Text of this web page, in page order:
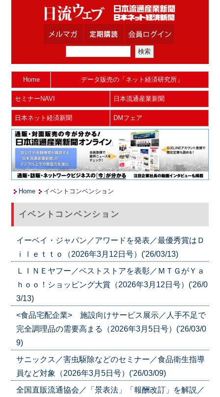
Home データ販売の「ネット経済研究所」
セミナーNAVI 日本流通産業新聞
日本ネット経済新聞 DMフェア
Home イベントコンベンション
イベントコンベンション
イーベイ・ジャパン／アワードを発表／最優秀賞はＤ
ｉｌｅｔｔｏ（2026年3月12日号）('26/03/13)
ＬＩＮＥヤフー／ベストストアを表彰／ＭＴＧがＹａ
ｈｏｏ！ショッピング大賞（2026年3月12日号）('26/0
3/13)
<食品宅配企業> 施設向けサービス展示／人手不足で
完全調理品の需要高まる（2026年3月5日号）('26/03/0
9)
サニックス／害虫駆除などのセミナー／食品衛生指導
員など対象（2026年3月5日号）('26/03/09)
全国直販流通協会／「景表法」「報酬改訂」を解説／